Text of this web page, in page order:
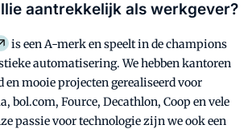
aantrekkelijk als werkgever?
is een A-merk en speelt in de champions
automatisering. We hebben kantoren
en mooie projecten gerealiseerd voor
bol.com, Fource, Decathlon, Coop en vele
passie voor technologie zijn we ook een